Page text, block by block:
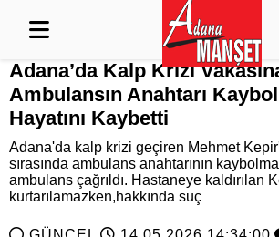
Adana’da Kalp Krizi
Ambulansın Anahtarı
Hayatını Kaybetti
Adana'da kalp krizi geçiren Mehmet
sırasında ambulans anahtarının
ambulans çağrıldı. Hastaneye kaldırılan
kurtarılamazken,hakkında suç